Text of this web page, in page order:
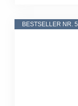
BESTSELLER NR. 5